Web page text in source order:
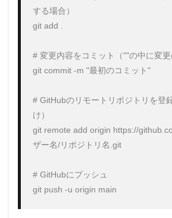
する場合）
git add .
# 変更内容をコミット（""の中に変更
git commit -m "最初のコミット"
# GitHubのリモートリポジトリを登
け）
git remote add origin https://
ザー名/リポジトリ名.git
# GitHubにプッシュ
git push -u origin main